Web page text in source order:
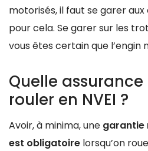
motorisés, il faut se garer
pour cela. Se garer sur les
vous êtes certain que l’engin
Quelle
rouler en NVEI ?
Avoir, à minima, une garantie
est obligatoire lorsqu’on